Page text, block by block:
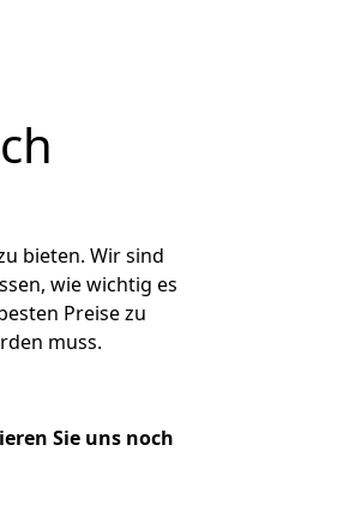
bieten. Wir sind
wie wichtig es
Preise zu
muss.
Sie uns noch